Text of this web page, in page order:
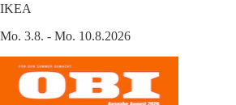
IKEA
Mo. 3.8. - Mo. 10.8.2026